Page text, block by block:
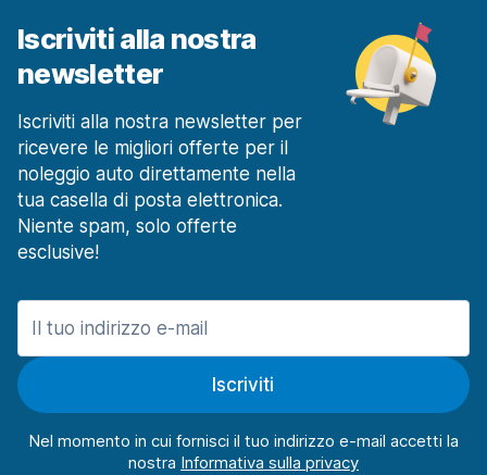
Iscriviti alla nostra
newsletter
Iscriviti alla nostra newsletter per
ricevere le migliori offerte per il
noleggio auto direttamente nella
tua casella di posta elettronica.
Niente spam, solo offerte
esclusive!
Iscriviti
Nel momento in cui fornisci il tuo indirizzo e-mail accetti la
nostra